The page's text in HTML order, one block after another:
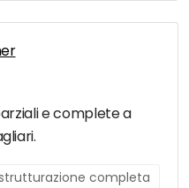
e complete a
completa